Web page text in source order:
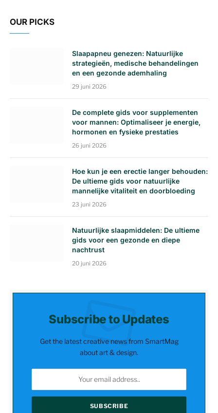
OUR PICKS
Slaapapneu genezen: Natuurlijke
strategieën, medische behandelingen
en een gezonde ademhaling
29 juni 2026
De complete gids voor supplementen
voor mannen: Optimaliseer je energie,
hormonen en fysieke prestaties
26 juni 2026
Hoe kun je een erectie langer behouden:
De ultieme gids voor natuurlijke
mannelijke vitaliteit en doorbloeding
23 juni 2026
Natuurlijke slaapmiddelen: De ultieme
gids voor een gezonde en diepe
nachtrust
20 juni 2026
Subscribe to Updates
Get the latest creative news from SmartMag
about art & design.